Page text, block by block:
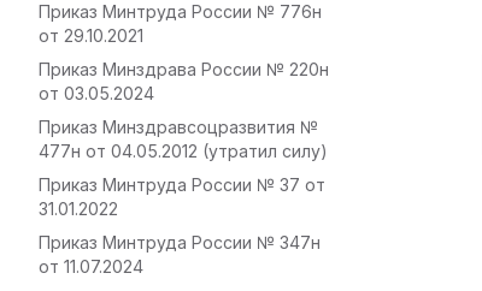
Приказ Минтруда России № 776н
от 29.10.2021
Приказ Минздрава России № 220н
от 03.05.2024
Приказ Минздравсоцразвития №
477н от 04.05.2012 (утратил силу)
Приказ Минтруда России № 37 от
31.01.2022
Приказ Минтруда России № 347н
от 11.07.2024